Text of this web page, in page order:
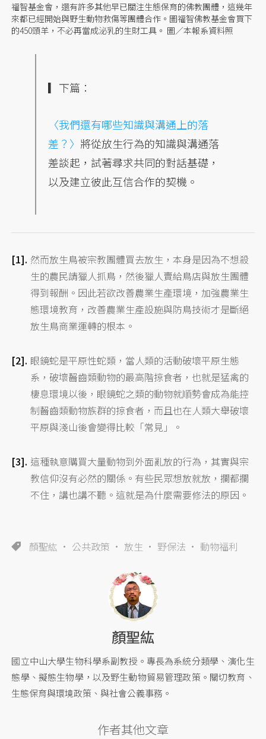
福智基金會，還有許多其他早已關注生態保育的佛教團體，這幾年
來都已經開始與野生動物救傷等團體合作。圖福智佛教基金會買下
的450頭羊，不必再當成泌乳的生財工具。 圖／本報系資料照
▎下篇：
〈我們還有哪些知識與溝通上的落
差？〉 將從放生行為的知識與溝通落
差談起，試著尋求共同的對話基礎，
以及建立彼此互信合作的契機。
然而放生鳥被宗教團體買去放生，本身是因為不想殺
生的農民請獵人抓鳥，然後獵人賣給鳥店與放生團體
得到報酬。因此若欲改善農業生產環境，加強農業生
態環境教育，改善農業生產設施與防鳥技術才是斷絕
放生鳥商業運轉的根本。
眼鏡蛇是平原性蛇類，當人類的活動破壞平原生態
系，破壞齧齒類動物的最高階掠食者，也就是猛禽的
棲息環境以後，眼鏡蛇之類的動物就順勢會成為能控
制齧齒類動物族群的掠食者，而且也在人類大舉破壞
平原與淺山後會變得比較「常見」。
這種執意購買大量動物到外面亂放的行為，其實與宗
教信仰沒有必然的關係。有些民眾想放就放，攔都攔
不住，講也講不聽。這就是為什麼需要修法的原因。
顏聖紘 公共政策 放生 野保法 動物福利
顏聖紘
國立中山大學生物科學系副教授。專長為系統分類學、演化生
態學、擬態生物學，以及野生動物貿易管理政策。關切教育、
生態保育與環境政策、與社會公義事務。
作者其他文章